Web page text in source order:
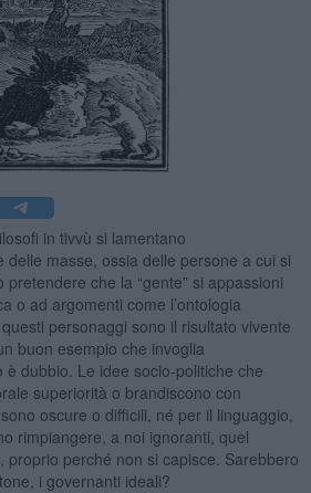
in tivvù si lamentano
delle masse, ossia delle persone a cui si
che la “gente” si appassioni
o ad argomenti come l’ontologia
personaggi sono il risultato vivente
buon esempio che invoglia
è dubbio. Le idee socio-politiche che
superiorità o brandiscono con
oscure o difficili, né per il linguaggio,
rimpiangere, a noi ignoranti, quel
proprio perché non si capisce. Sarebbero
i governanti ideali?